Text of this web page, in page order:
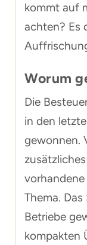
kommt auf
achten? Es
Worum
Die
in den
gewonnen.
Thema.
Betriebe
kompakten